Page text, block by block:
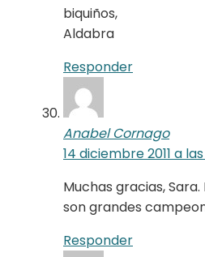
biquiños,
Aldabra
Responder
Anabel Cornago
14 diciembre 2011 a
Muchas gracias,
son grandes
Responder